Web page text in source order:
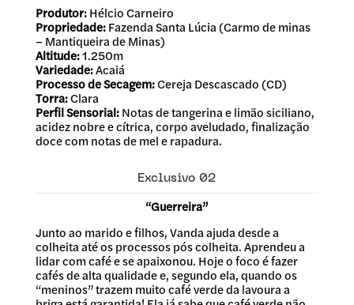
Produtor:Hélcio Carneiro
Propriedade:Fazenda Santa Lúcia (Carmo de minas
– Mantiqueira de Minas)
Altitude:1.250m
Variedade:Acaiá
Processo de Secagem:Cereja Descascado (CD)
Torra:Clara
Perfil Sensorial:Notas de tangerina e limão siciliano,
acidez nobre e cítrica, corpo aveludado, finalização
doce com notas de mel e rapadura.
Exclusivo 02
“Guerreira”
Junto ao marido e filhos, Vanda ajuda desde a
colheita até os processos pós colheita. Aprendeu a
lidar com café e se apaixonou. Hoje o foco é fazer
cafés de alta qualidade e, segundo ela, quando os
“meninos” trazem muito café verde da lavoura a